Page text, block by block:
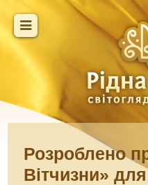
Розроблено
Вітчизни» для